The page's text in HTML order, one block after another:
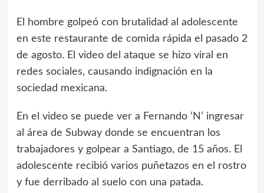
El hombre golpeó con brutalidad al adolescente
en este restaurante de comida rápida el pasado 2
de agosto. El video del ataque se hizo viral en
redes sociales, causando indignación en la
sociedad mexicana.
En el video se puede ver a Fernando ‘N’ ingresar
al área de Subway donde se encuentran los
trabajadores y golpear a Santiago, de 15 años. El
adolescente recibió varios puñetazos en el rostro
y fue derribado al suelo con una patada.